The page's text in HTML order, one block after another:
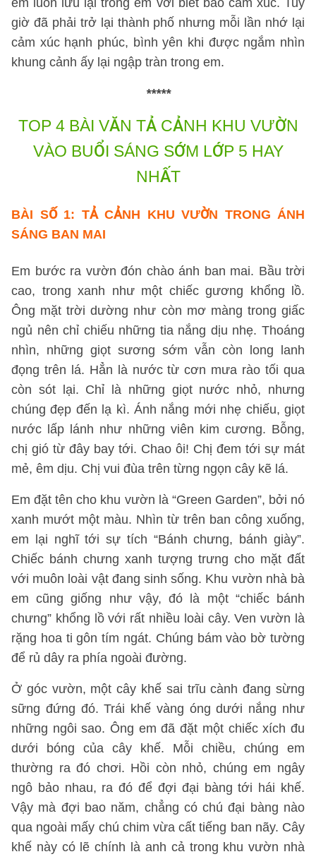
em luôn lưu lại trong em với biết bao cảm xúc. Tuy
giờ đã phải trở lại thành phố nhưng mỗi lần nhớ lại
cảm xúc hạnh phúc, bình yên khi được ngắm nhìn
khung cảnh ấy lại ngập tràn trong em.
*****
TOP 4 BÀI VĂN TẢ CẢNH KHU VƯỜN
VÀO BUỔI SÁNG SỚM LỚP 5 HAY
NHẤT
BÀI SỐ 1: TẢ CẢNH KHU VƯỜN TRONG ÁNH
SÁNG BAN MAI
Em bước ra vườn đón chào ánh ban mai. Bầu trời
cao, trong xanh như một chiếc gương khổng lồ.
Ông mặt trời dường như còn mơ màng trong giấc
ngủ nên chỉ chiếu những tia nắng dịu nhẹ. Thoáng
nhìn, những giọt sương sớm vẫn còn long lanh
đọng trên lá. Hẳn là nước từ cơn mưa rào tối qua
còn sót lại. Chỉ là những giọt nước nhỏ, nhưng
chúng đẹp đến lạ kì. Ánh nắng mới nhẹ chiếu, giọt
nước lấp lánh như những viên kim cương. Bỗng,
chị gió từ đây bay tới. Chao ôi! Chị đem tới sự mát
mẻ, êm dịu. Chị vui đùa trên từng ngọn cây kẽ lá.
Em đặt tên cho khu vườn là “Green Garden”, bởi nó
xanh mướt một màu. Nhìn từ trên ban công xuống,
em lại nghĩ tới sự tích “Bánh chưng, bánh giày”.
Chiếc bánh chưng xanh tượng trưng cho mặt đất
với muôn loài vật đang sinh sống. Khu vườn nhà bà
em cũng giống như vậy, đó là một “chiếc bánh
chưng” khổng lồ với rất nhiều loài cây. Ven vườn là
rặng hoa ti gôn tím ngát. Chúng bám vào bờ tường
để rủ dây ra phía ngoài đường.
Ở góc vườn, một cây khế sai trĩu cành đang sừng
sững đứng đó. Trái khế vàng óng dưới nắng như
những ngôi sao. Ông em đã đặt một chiếc xích đu
dưới bóng của cây khế. Mỗi chiều, chúng em
thường ra đó chơi. Hồi còn nhỏ, chúng em ngây
ngô bảo nhau, ra đó để đợi đại bàng tới hái khế.
Vậy mà đợi bao năm, chẳng có chú đại bàng nào
qua ngoài mấy chú chim vừa cất tiếng ban nãy. Cây
khế này có lẽ chính là anh cả trong khu vườn nhà